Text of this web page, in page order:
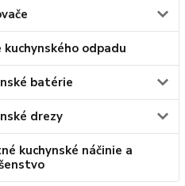
kuchynského odpadu
batérie
drezy
kuchynské náčinie a